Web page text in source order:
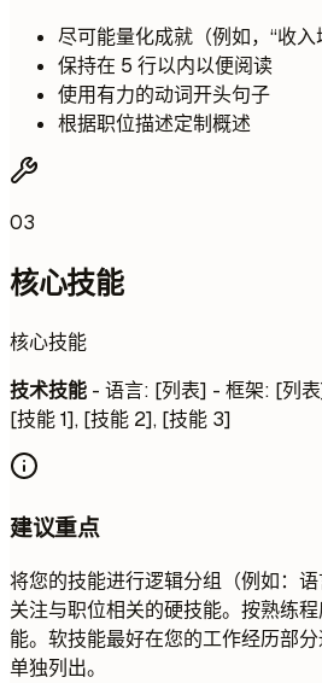
尽可能量化成就（例如，“收入
保持在 5 行以内以便阅读
使用有力的动词开头句子
根据职位描述定制概述
03
核心技能
核心技能
技术技能 - 语言: [列表] - 框架: [列
[技能 1], [技能 2], [技能 3]
建议重点
将您的技能进行逻辑分组（例如：
关注与职位相关的硬技能。按熟练
能。软技能最好在您的工作经历部
单独列出。